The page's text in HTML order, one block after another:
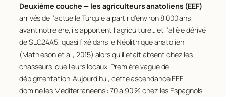
Deuxième couche — les agriculteurs anatoliens (EEF) :
arrivés de l’actuelle Turquie à partir d’environ 8 000 ans
avant notre ère, ils apportent l’agriculture… et l’allèle dérivé
de SLC24A5, quasi fixé dans le Néolithique anatolien
(Mathieson et al., 2015) alors qu’il était absent chez les
chasseurs-cueilleurs locaux. Première vague de
dépigmentation. Aujourd’hui, cette ascendance EEF
domine les Méditerranéens : 70 à 90 % chez les Espagnols